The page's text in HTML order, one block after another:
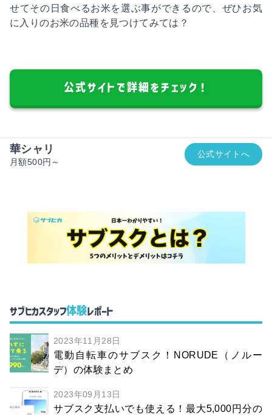
せてその日食べるお米を選ぶ事ができるので、ぜひお気
に入りのお米の品種を見つけてみては？
公式サイトで詳細をチェック！
華シャリ
月額500円～
公式サイトへ
サブヒカスタッフ体験レポート
2023年11月28日
電動自転車のサブスク！NORUDE（ノルー
デ）の体験まとめ
2023年09月13日
サブスク支払いでも使える！最大5,000円分の